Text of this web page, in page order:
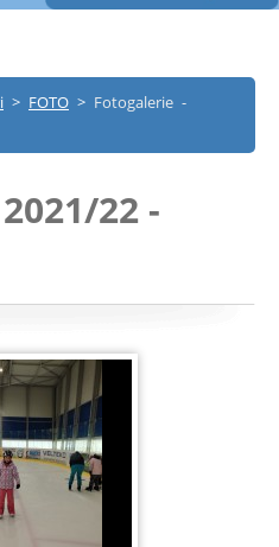
> FOTO > Fotogalerie -
22 -